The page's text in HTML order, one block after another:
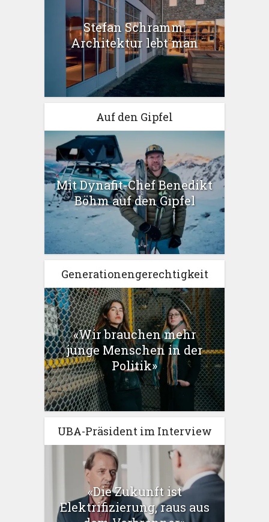
Stefan Schramm:
Architektur lebt man
Auf den Gipfel
Mit Dynafit-Chef Benedikt
Böhm auf den Gipfel
Generationengerechtigkeit
«Wir brauchen mehr
junge Menschen in der
Politik»
UBA-Präsident im Interview
«Die Zukunft ist
Elektrifizierung, raus aus